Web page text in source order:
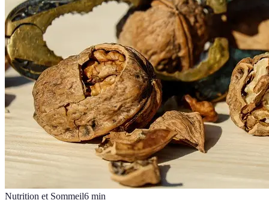
Nutrition et Sommeil6 min